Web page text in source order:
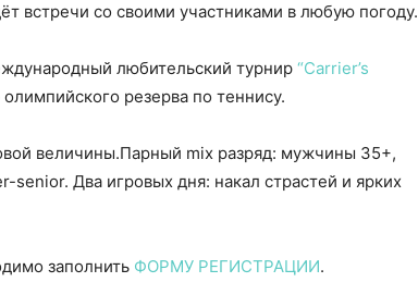
встречи со своими участниками в любую погоду.
любительский турнир “Carrier’s
резерва по теннису.
величины.Парный mix разряд: мужчины 35+,
senior. Два игровых дня: накал страстей и ярких
заполнить ФОРМУ РЕГИСТРАЦИИ.